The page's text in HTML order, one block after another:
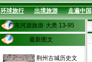
环球旅行 出境旅游 走遍中国
广东河源旅游·大类 13-95
最新图文
荆州古城历史文